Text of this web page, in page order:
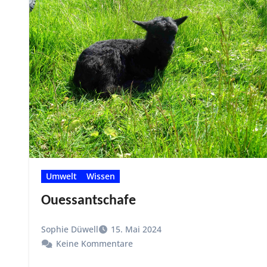
Umwelt Wissen
Ouessantschafe
Sophie Düwell
15. Mai 2024
Keine Kommentare